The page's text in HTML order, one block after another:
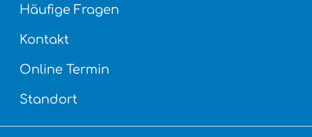
Häufige Fragen
Kontakt
Online Termin
Standort